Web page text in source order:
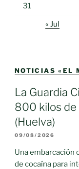
31
« Jul
NOTICIAS «EL
La Guardia
800 kilos de
(Huelva)
09/08/2026
Una embarcación
de cocaína para